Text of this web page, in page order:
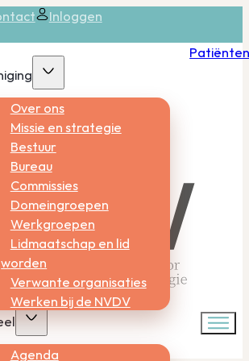
Inloggen
Over ons
Missie en strategie
Bestuur
Bureau
Commissies
Domeingroepen
Werkgroepen
Lidmaatschap en lid
worden
Verwante organisaties
Werken bij de NVDV
Agenda